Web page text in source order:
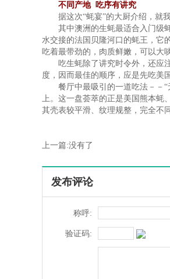
不同产地 吃序有讲究
据这次“蚝宴”的大厨介绍，就我
其中澳洲的生蚝最适合入门级蚝
水交接的法国贝隆河口的蚝王，它
吃着最带劲的，肉质鲜嫩，可以大
吃生蚝除了讲究时令外，还应注
度，因而最佳的顺序，应是先吃美
餐厅中最吸引的一道吃法－－“
上。这一盘荟萃的正是美国熊本蚝
其壳表较平滑、纹理规整，完全不
上一篇:没有了
发布评论
称呼:
验证码: